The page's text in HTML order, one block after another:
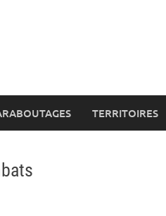
TERRITOIRES